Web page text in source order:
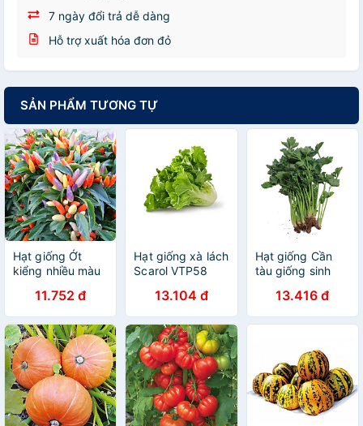
7 ngày đổi trả dễ dàng
Hỗ trợ xuất hóa đơn đỏ
SẢN PHẨM TƯƠNG TỰ
Hạt giống Ớt
kiểng nhiều màu
VTP8011.752 đ
Hạt giống xà lách
Scarol VTP58
13.104 đ
Hạt giống Cần
tàu giống sinh
mầm tốt VTP30
13.416 đ